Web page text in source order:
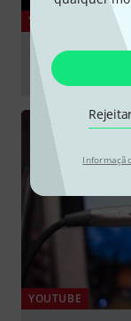
YOUTUBE
Shure SM58
| Thomann
YOUTUBE